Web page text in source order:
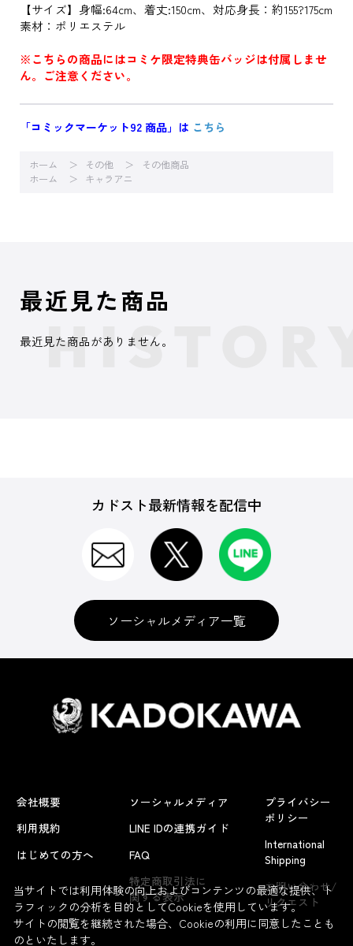
【サイズ】身幅:64cm、着丈:150cm、対応身長：約155?175cm
素材：ポリエステル
※こちらの商品にはコミケ限定特典缶バッジは付属しませ
ん。ご注意ください。
「コミックマーケット92 商品」は こちら
ホーム その他
その他商品
ホーム
キャラアニ
よくあるお問い合わせ
最近見た商品
最近見た商品がありません。
カドスト最新情報を配信中
ソーシャルメディア一覧
会社概要
利用規約
はじめての方へ
ソーシャルメディア
LINE IDの連携ガイド
FAQ
特定商取引法に
関する表示
プライバシー
ポリシー
International
Shipping
お問い合わせ/
リクエスト
当サイトでは利用体験の向上およびコンテンツの最適な提供、ト
ラフィックの分析を目的としてCookieを使用しています。
サイトの閲覧を継続された場合、Cookieの利用に同意したことも
のといたします。